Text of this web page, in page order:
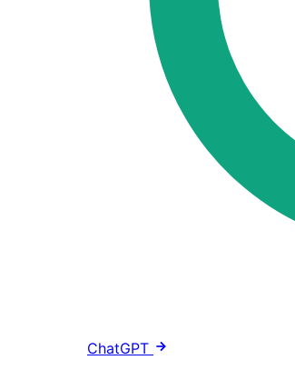
ChatGPT